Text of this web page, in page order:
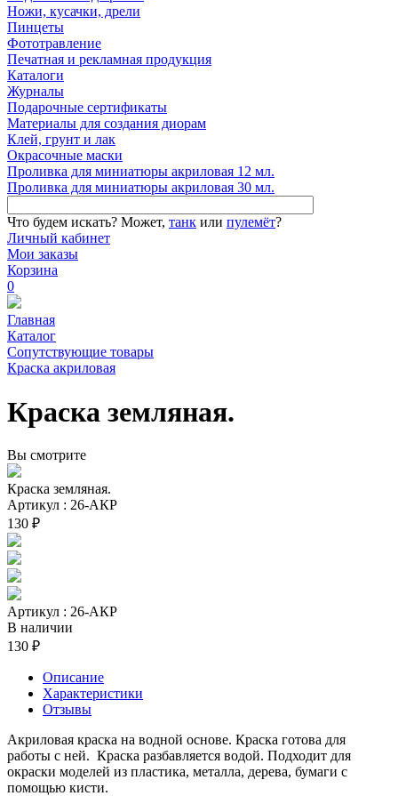
Ножи, кусачки, дрели
Пинцеты
Фототравление
Печатная и рекламная продукция
Каталоги
Журналы
Подарочные сертификаты
Материалы для создания диорам
Клей, грунт и лак
Окрасочные маски
Проливка для миниатюры акриловая 12 мл.
Проливка для миниатюры акриловая 30 мл.
Что будем искать? Может, танк или пулемёт?
Личный кабинет
Мои заказы
Корзина
0
Главная
Каталог
Сопутствующие товары
Краска акриловая
Краска земляная.
Вы смотрите
Краска земляная.
Артикул : 26-АКР
130 ₽
Артикул : 26-АКР
В наличии
130 ₽
Описание
Характеристики
Отзывы
Акриловая краска на водной основе. Краска готова для
работы с ней. Краска разбавляется водой. Подходит для
окраски моделей из пластика, металла, дерева, бумаги с
помощью кисти.